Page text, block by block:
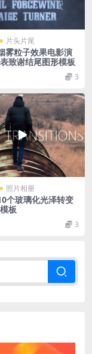
片头片尾
雾粒子效果电影演
致谢结尾图形模板
3
照片相册
个玻璃化光泽转变
板
3